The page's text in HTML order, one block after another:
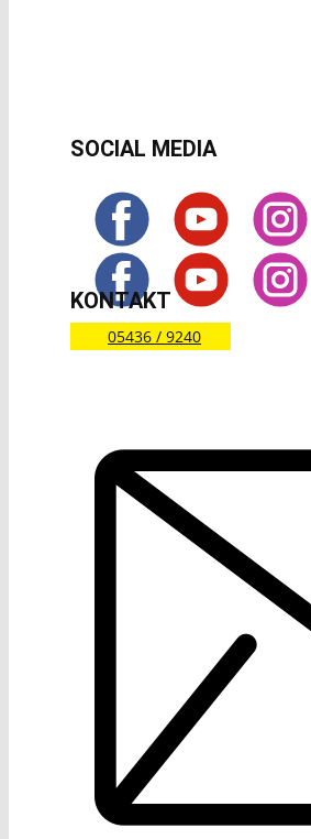
SOCIAL MEDIA
KONTAKT
05436 / 9240